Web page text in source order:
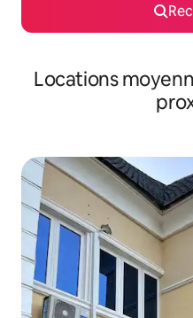
Locations